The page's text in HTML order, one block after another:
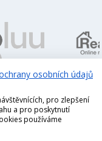
osobních údajů
pro zlepšení
a pro poskytnutí
používáme